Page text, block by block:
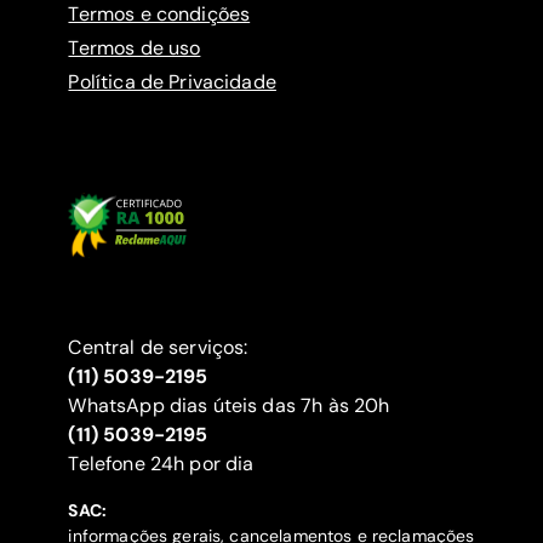
Termos e condições
Termos de uso
Política de Privacidade
Central de serviços:
(11) 5039-2195
WhatsApp dias úteis das 7h às 20h
(11) 5039-2195
‍Telefone 24h por dia
SAC:
informações gerais, cancelamentos e reclamações